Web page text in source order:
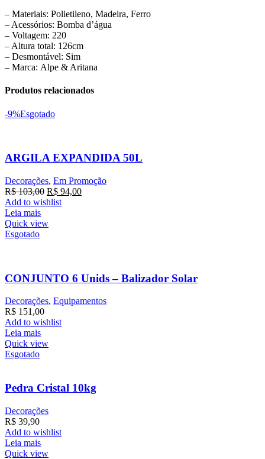
– Materiais: Polietileno, Madeira, Ferro
– Acessórios: Bomba d’água
– Voltagem: 220
– Altura total: 126cm
– Desmontável: Sim
– Marca: Alpe & Aritana
Produtos relacionados
-9%Esgotado
ARGILA EXPANDIDA 50L
Decorações, Em Promoção
R$103,00 O
preço
era:
R$ 94,00O
Add to wishlist
Leia mais
Quick view
Esgotado
CONJUNTO 6 Unids – Balizador Solar
Decorações, Equipamentos
R$ 151,00
Add to wishlist
Leia mais
Quick view
Esgotado
Pedra Cristal 10kg
Decorações
R$ 39,90
Add to wishlist
Leia mais
Quick view